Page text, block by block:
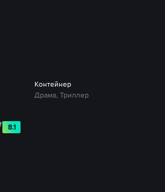
Контейнер
Драма, Триллер
8.1